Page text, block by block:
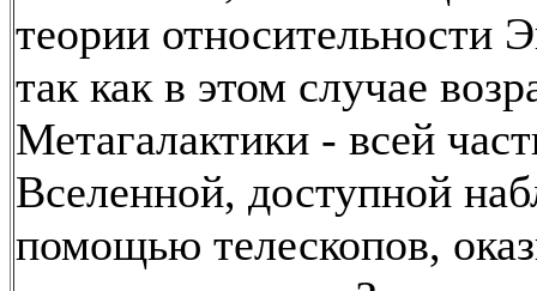
теории относительности
так как в этом случае
Метагалактики - всей
Вселенной, доступной
помощью телескопов,